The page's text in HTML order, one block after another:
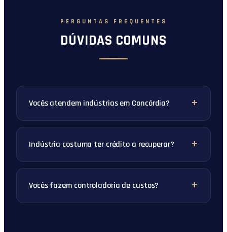
PERGUNTAS FREQUENTES
DÚVIDAS COMUNS
Vocês atendem indústrias em Concórdia?
Indústria costuma ter crédito a recuperar?
Vocês fazem controladoria de custos?